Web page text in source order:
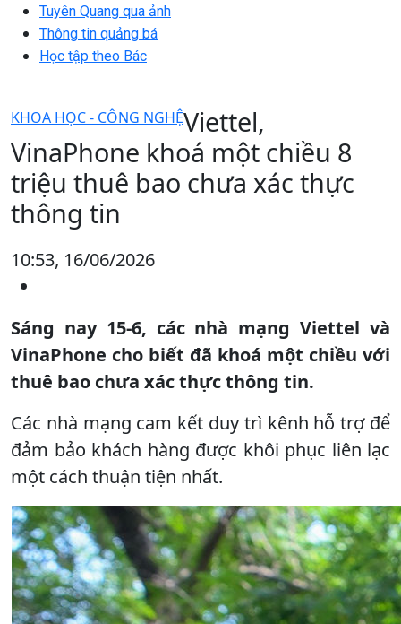
Tuyên Quang qua ảnh
Thông tin quảng bá
Học tập theo Bác
KHOA HỌC - CÔNG NGHỆViettel,
VinaPhone khoá một chiều 8
triệu thuê bao chưa xác thực
thông tin
10:53, 16/06/2026
Sáng nay 15-6, các nhà mạng Viettel và
VinaPhone cho biết đã khoá một chiều với
thuê bao chưa xác thực thông tin.
Các nhà mạng cam kết duy trì kênh hỗ trợ để
đảm bảo khách hàng được khôi phục liên lạc
một cách thuận tiện nhất.